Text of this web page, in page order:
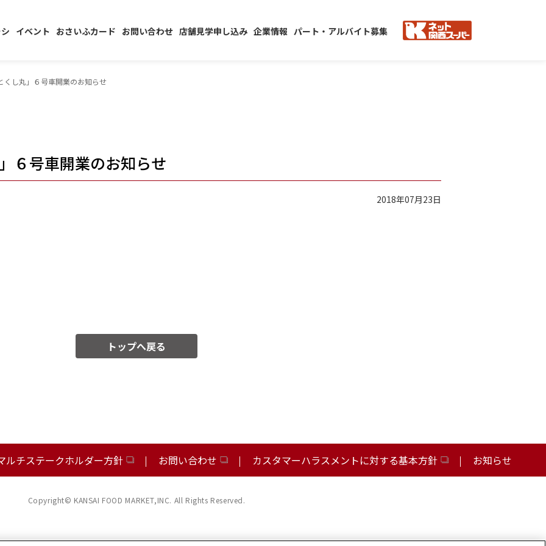
イベント おさいふカード お問い合わせ 店舗見学申し込み 企業情報 パート・アルバイト募集
くし丸」６号車開業のお知らせ
６号車開業のお知らせ
2018年07月23日
トップへ戻る
ルチステークホルダー方針 お問い合わせ カスタマーハラスメントに対する基本方針 お知らせ
Copyright© KANSAI FOOD MARKET,INC. All Rights Reserved.